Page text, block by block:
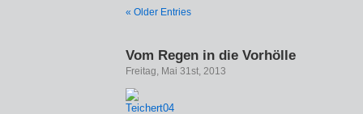
« Older Entries
Vom Regen in die Vorhölle
Freitag, Mai 31st, 2013